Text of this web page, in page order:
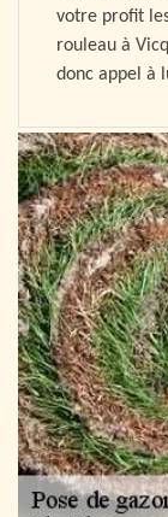
votre profit
rouleau à
donc appel à